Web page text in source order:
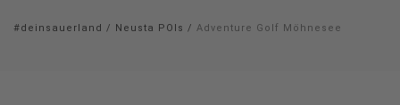
#deinsauerland / Neusta POIs / Adventure Golf Möhnesee